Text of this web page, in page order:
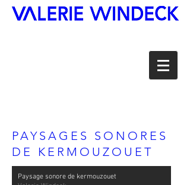
PAYSAGES SONORES
DE KERMOUZOUET
Paysage sonore de kermouzouet